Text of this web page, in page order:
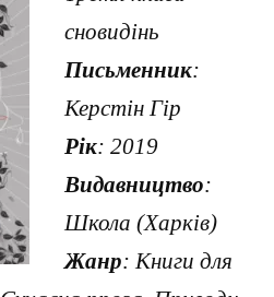
сновидінь
Письменник:
Керстін Гір
Рік: 2019
Видавництво:
Школа (Харків)
Жанр: Книги для